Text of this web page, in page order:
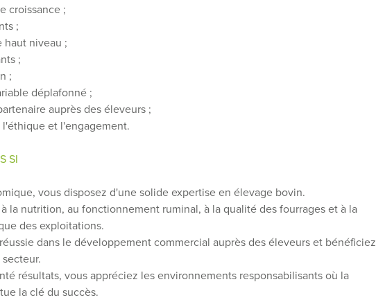
croissance ;
;
niveau ;
;
;
déplafonné ;
auprès des éleveurs ;
et l'engagement.
SI
vous disposez d'une solide expertise en élevage bovin.
la nutrition, au fonctionnement ruminal, à la qualité des fourrages et à la
des exploitations.
dans le développement commercial auprès des éleveurs et bénéficiez
résultats, vous appréciez les environnements responsabilisants où la
la clé du succès.